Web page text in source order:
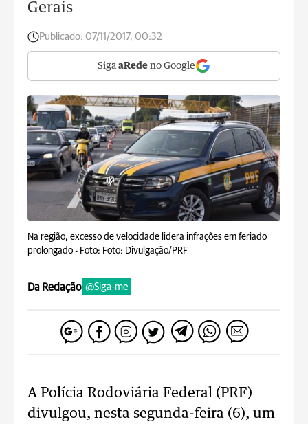
Gerais
Publicado: 07/11/2017, 00:32
Siga aRede no Google
Na região, excesso de velocidade lidera infrações em feriado
prolongado - Foto: Foto: Divulgação/PRF
Da Redação @Siga-me
A Polícia Rodoviária Federal (PRF)
divulgou, nesta segunda-feira (6), um